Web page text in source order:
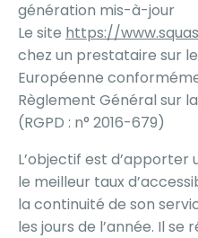
génération mis-à-jour
Le site https://
chez un prestataire sur
Européenne
Règlement Général sur
(RGPD : n° 2016-679)
L’objectif est d’apporter
le meilleur taux
la continuité de son
les jours de l’année. Il se